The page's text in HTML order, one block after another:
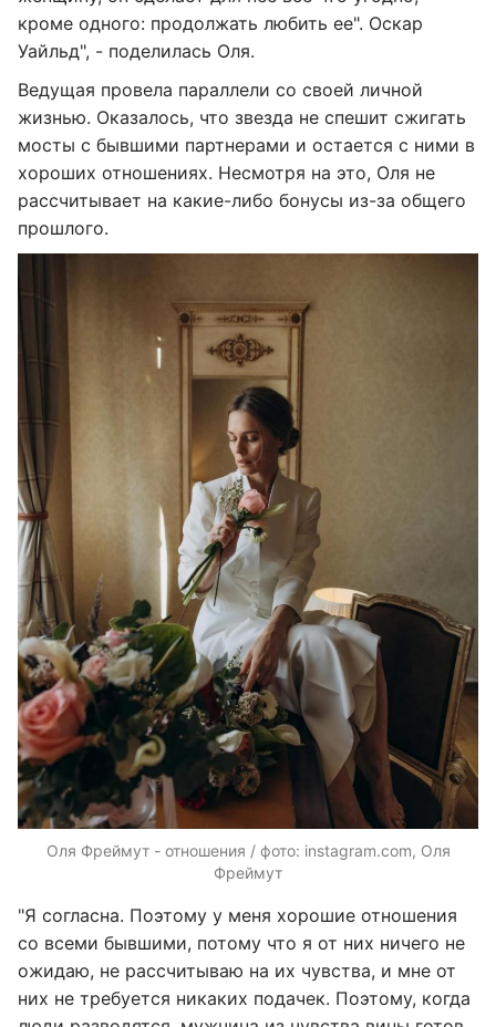
кроме одного: продолжать любить ее". Оскар
Уайльд", - поделилась Оля.
Ведущая провела параллели со своей личной
жизнью. Оказалось, что звезда не спешит сжигать
мосты с бывшими партнерами и остается с ними в
хороших отношениях. Несмотря на это, Оля не
рассчитывает на какие-либо бонусы из-за общего
прошлого.
Оля Фреймут - отношения / фото: instagram.com, Оля
Фреймут
"Я согласна. Поэтому у меня хорошие отношения
со всеми бывшими, потому что я от них ничего не
ожидаю, не рассчитываю на их чувства, и мне от
них не требуется никаких подачек. Поэтому, когда